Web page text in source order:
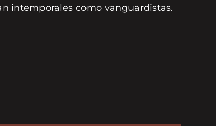
intemporales como vanguardistas.